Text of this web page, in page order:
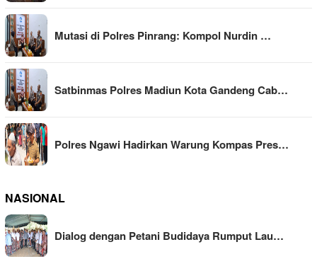
Mutasi di Polres Pinrang: Kompol Nurdin …
Satbinmas Polres Madiun Kota Gandeng Cab…
Polres Ngawi Hadirkan Warung Kompas Pres…
NASIONAL
Dialog dengan Petani Budidaya Rumput Lau…